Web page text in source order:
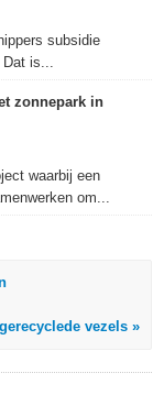
subsidie
Dat is...
zonnepark in
waarbij een
om...
vezels »